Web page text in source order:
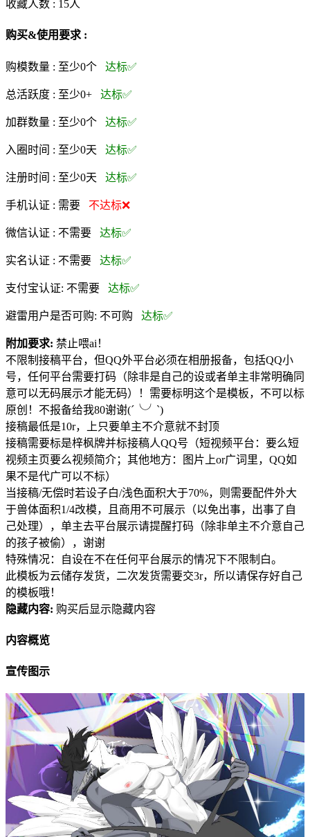
收藏人数 : 15人
购买&使用要求 :
购模数量 : 至少0个 达标✅
总活跃度 : 至少0+ 达标✅
加群数量 : 至少0个 达标✅
入圈时间 : 至少0天 达标✅
注册时间 : 至少0天 达标✅
手机认证 : 需要 不达标❌
微信认证 : 不需要 达标✅
实名认证 : 不需要 达标✅
支付宝认证: 不需要 达标✅
避雷用户是否可购: 不可购 达标✅
附加要求: 禁止喂ai！
不限制接稿平台，但QQ外平台必须在相册报备，包括QQ小
号，任何平台需要打码（除非是自己的设或者单主非常明确同
意可以无码展示才能无码）！需要标明这个是模板，不可以标
原创！不报备给我80谢谢(´╰╯`)
接稿最低是10r，上只要单主不介意就不封顶
接稿需要标是梓枫牌并标接稿人QQ号（短视频平台：要么短
视频主页要么视频简介；其他地方：图片上or广词里，QQ如
果不是代广可以不标）
当接稿/无偿时若设子白/浅色面积大于70%，则需要配件外大
于兽体面积1/4改模，且商用不可展示（以免出事，出事了自
己处理），单主去平台展示请提醒打码（除非单主不介意自己
的孩子被偷），谢谢
特殊情况：自设在不在任何平台展示的情况下不限制白。
此模板为云储存发货，二次发货需要交3r，所以请保存好自己
的模板哦！
隐藏内容: 购买后显示隐藏内容
内容概览
宣传图示